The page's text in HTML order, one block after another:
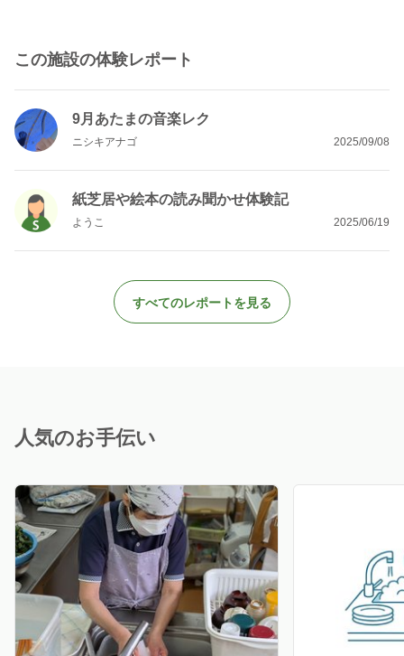
この施設の体験レポート
9月あたまの音楽レク
ニシキアナゴ 2025/09/08
紙芝居や絵本の読み聞かせ体験記
ようこ 2025/06/19
すべてのレポートを見る
人気のお手伝い